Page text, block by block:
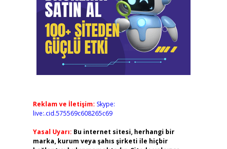
Reklam ve İletişim: Skype:
live:.cid.575569c608265c69
Yasal Uyarı: Bu internet sitesi, herhangi bir
marka, kurum veya şahıs şirketi ile hiçbir